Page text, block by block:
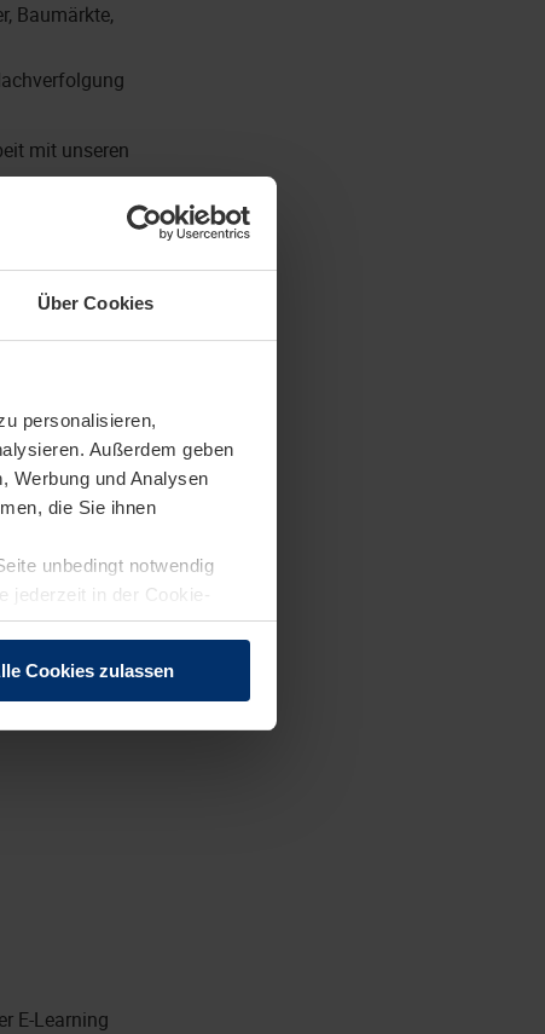
Über Cookies
personalisieren,
Außerdem geben
Werbung und Analysen
die Sie ihnen
unbedingt notwendig
jederzeit in der Cookie-
Cookies zulassen
Baumärkte,
mit unseren
oder
E-Learning